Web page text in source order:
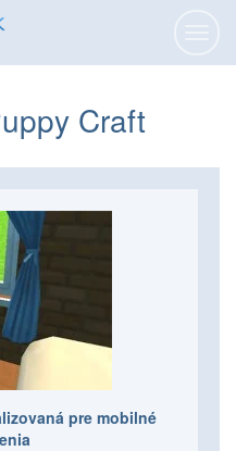
Craft
pre mobilné